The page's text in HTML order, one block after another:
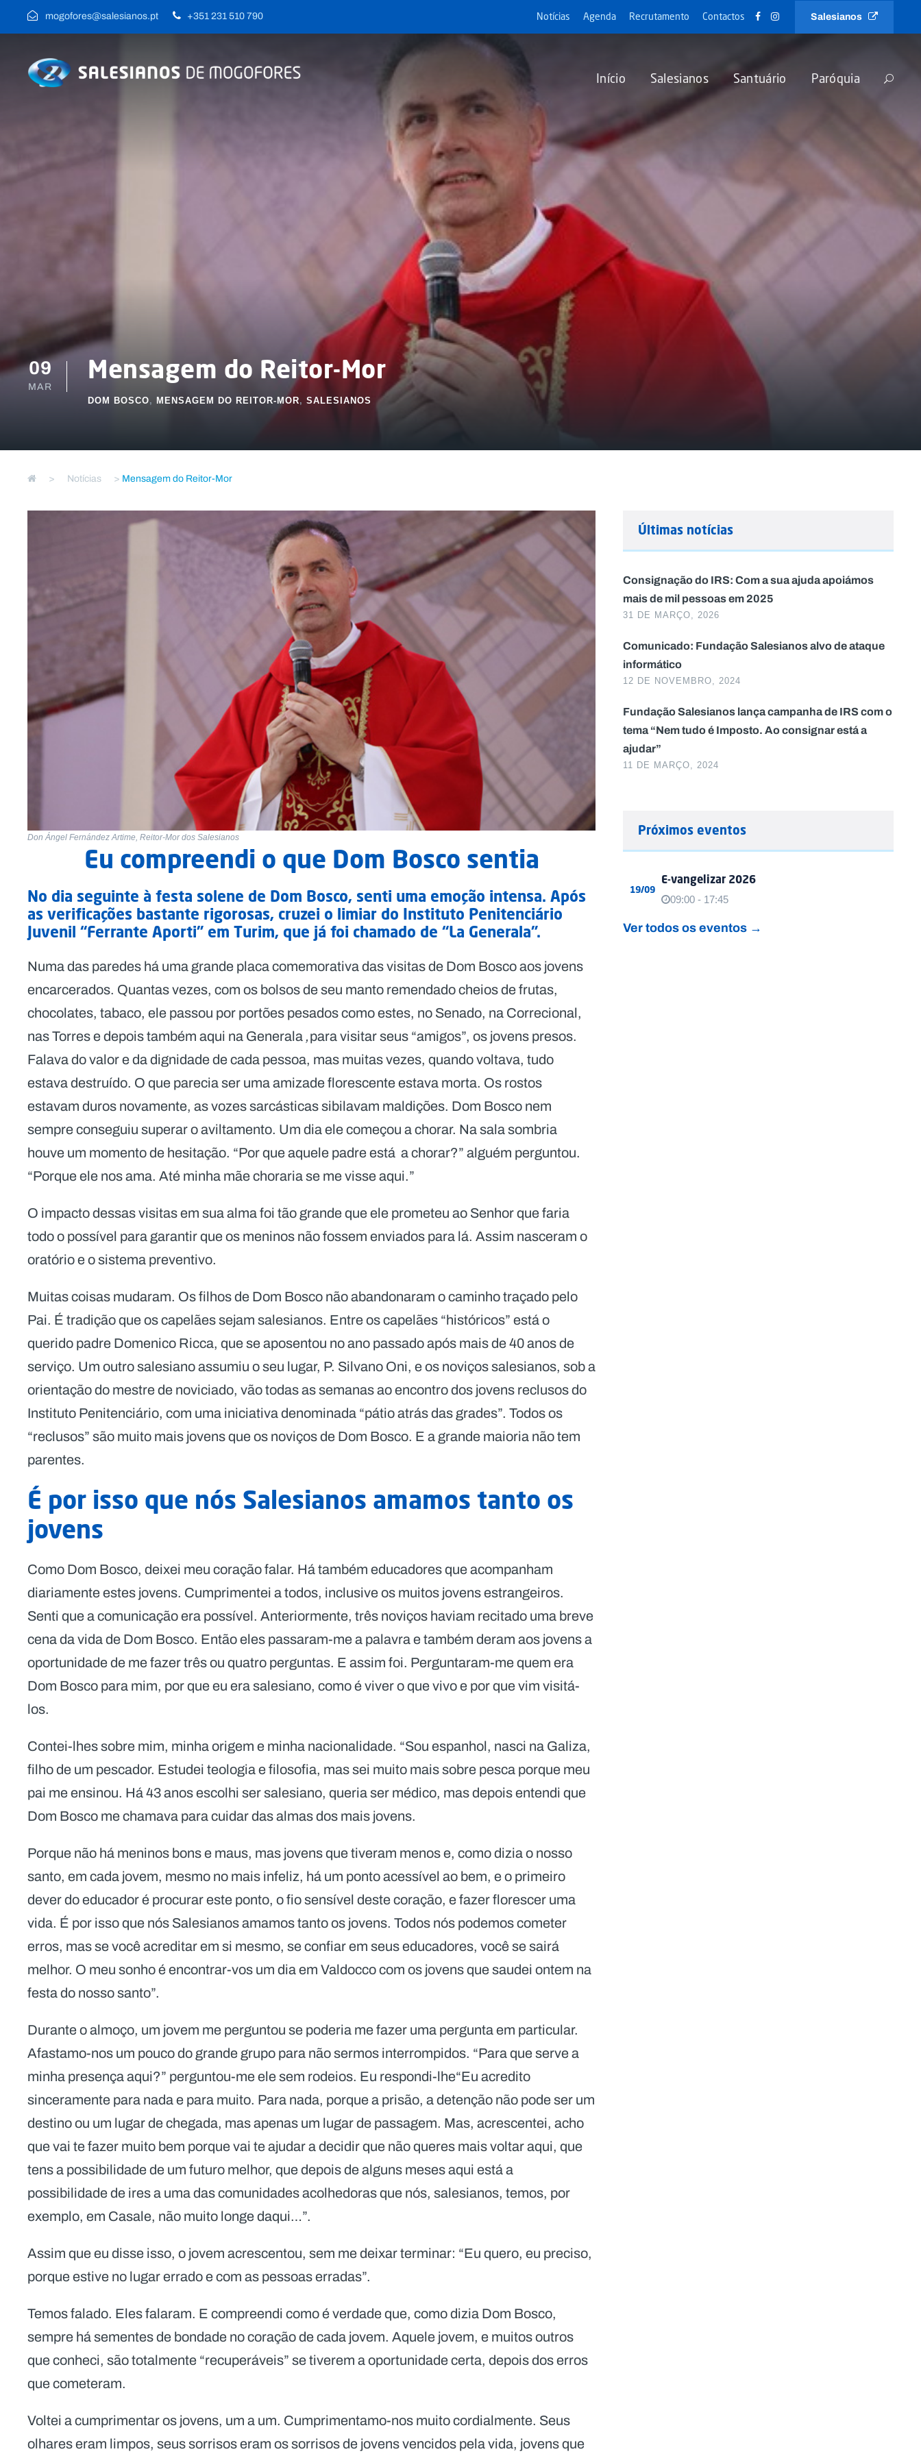
mogofores@salesianos.pt +351 231 510 790 Notícias Agenda Recrutamento Contactos Salesianos
Início Salesianos Santuário Paróquia
09
MAR
Mensagem do Reitor-Mor
DOM BOSCO, MENSAGEM DO REITOR-MOR, SALESIANOS
> Notícias > Mensagem do Reitor-Mor
Don Ángel Fernández Artime, Reitor-Mor dos Salesianos
Eu compreendi o que Dom Bosco sentia
No dia seguinte à festa solene de Dom Bosco, senti uma emoção intensa. Após
as verificações bastante rigorosas, cruzei o limiar do Instituto Penitenciário
Juvenil “Ferrante Aporti” em Turim, que já foi chamado de “La Generala”.
Numa das paredes há uma grande placa comemorativa das visitas de Dom Bosco aos jovens
encarcerados. Quantas vezes, com os bolsos de seu manto remendado cheios de frutas,
chocolates, tabaco, ele passou por portões pesados ​​como estes, no Senado, na Correcional,
nas Torres e depois também aqui na Generala,para visitar seus “amigos”, os jovens presos.
Falava do valor e da dignidade de cada pessoa, mas muitas vezes, quando voltava, tudo
estava destruído. O que parecia ser uma amizade florescente estava morta. Os rostos
estavam duros novamente, as vozes sarcásticas sibilavam maldições. Dom Bosco nem
sempre conseguiu superar o aviltamento. Um dia ele começou a chorar. Na sala sombria
houve um momento de hesitação. “Por que aquele padre está a chorar?” alguém perguntou.
“Porque ele nos ama. Até minha mãe choraria se me visse aqui.”
O impacto dessas visitas em sua alma foi tão grande que ele prometeu ao Senhor que faria
todo o possível para garantir que os meninos não fossem enviados para lá. Assim nasceram o
oratório e o sistema preventivo.
Muitas coisas mudaram. Os filhos de Dom Bosco não abandonaram o caminho traçado pelo
Pai. É tradição que os capelães sejam salesianos. Entre os capelães “históricos” está o
querido padre Domenico Ricca, que se aposentou no ano passado após mais de 40 anos de
serviço. Um outro salesiano assumiu o seu lugar, P. Silvano Oni, e os noviços salesianos, sob a
orientação do mestre de noviciado, vão todas as semanas ao encontro dos jovens reclusos do
Instituto Penitenciário, com uma iniciativa denominada “pátio atrás das grades”. Todos os
“reclusos” são muito mais jovens que os noviços de Dom Bosco. E a grande maioria não tem
parentes.
É por isso que nós Salesianos amamos tanto os
jovens
Como Dom Bosco, deixei meu coração falar. Há também educadores que acompanham
diariamente estes jovens. Cumprimentei a todos, inclusive os muitos jovens estrangeiros.
Senti que a comunicação era possível. Anteriormente, três noviços haviam recitado uma breve
cena da vida de Dom Bosco. Então eles passaram-me a palavra e também deram aos jovens a
oportunidade de me fazer três ou quatro perguntas. E assim foi. Perguntaram-me quem era
Dom Bosco para mim, por que eu era salesiano, como é viver o que vivo e por que vim visitá-
los.
Contei-lhes sobre mim, minha origem e minha nacionalidade. “Sou espanhol, nasci na Galiza,
filho de um pescador. Estudei teologia e filosofia, mas sei muito mais sobre pesca porque meu
pai me ensinou. Há 43 anos escolhi ser salesiano, queria ser médico, mas depois entendi que
Dom Bosco me chamava para cuidar das almas dos mais jovens.
Porque não há meninos bons e maus, mas jovens que tiveram menos e, como dizia o nosso
santo, em cada jovem, mesmo no mais infeliz, há um ponto acessível ao bem, e o primeiro
dever do educador é procurar este ponto, o fio sensível deste coração, e fazer florescer uma
vida. É por isso que nós Salesianos amamos tanto os jovens. Todos nós podemos cometer
erros, mas se você acreditar em si mesmo, se confiar em seus educadores, você se sairá
melhor. O meu sonho é encontrar-vos um dia em Valdocco com os jovens que saudei ontem na
festa do nosso santo”.
Durante o almoço, um jovem me perguntou se poderia me fazer uma pergunta em particular.
Afastamo-nos um pouco do grande grupo para não sermos interrompidos. “Para que serve a
minha presença aqui?” perguntou-me ele sem rodeios. Eu respondi-lhe“Eu acredito
sinceramente para nada e para muito. Para nada, porque a prisão, a detenção não pode ser um
destino ou um lugar de chegada, mas apenas um lugar de passagem. Mas, acrescentei, acho
que vai te fazer muito bem porque vai te ajudar a decidir que não queres mais voltar aqui, que
tens a possibilidade de um futuro melhor, que depois de alguns meses aqui está a
possibilidade de ires a uma das comunidades acolhedoras que nós, salesianos, temos, por
exemplo, em Casale, não muito longe daqui…”.
Assim que eu disse isso, o jovem acrescentou, sem me deixar terminar: “Eu quero, eu preciso,
porque estive no lugar errado e com as pessoas erradas”.
Temos falado. Eles falaram. E compreendi como é verdade que, como dizia Dom Bosco,
sempre há sementes de bondade no coração de cada jovem. Aquele jovem, e muitos outros
que conheci, são totalmente “recuperáveis” se tiverem a oportunidade certa, depois dos erros
que cometeram.
Voltei a cumprimentar os jovens, um a um. Cumprimentamo-nos muito cordialmente. Seus
olhares eram limpos, seus sorrisos eram os sorrisos de jovens vencidos pela vida, jovens que
Últimas notícias
Consignação do IRS: Com a sua ajuda apoiámos
mais de mil pessoas em 2025
31 DE MARÇO, 2026
Comunicado: Fundação Salesianos alvo de ataque
informático
12 DE NOVEMBRO, 2024
Fundação Salesianos lança campanha de IRS com o
tema “Nem tudo é Imposto. Ao consignar está a
ajudar”
11 DE MARÇO, 2024
Próximos eventos
19/09
E-vangelizar 2026
09:00 - 17:45
Ver todos os eventos →